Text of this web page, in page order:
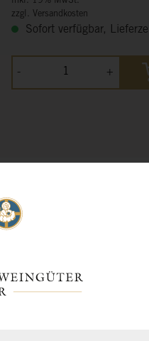
zzgl. Versandkosten
Sofort verfügbar,
- +